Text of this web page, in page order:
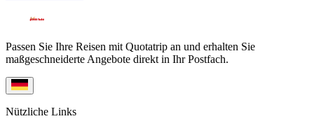
Passen Sie Ihre Reisen mit Quotatrip an und erhalten Sie
maßgeschneiderte Angebote direkt in Ihr Postfach.
Nützliche Links